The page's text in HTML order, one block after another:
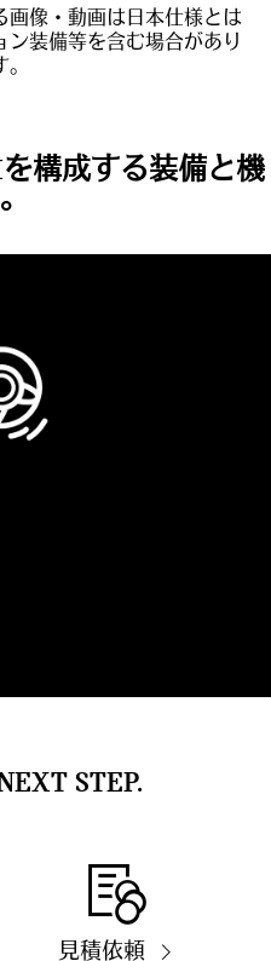
像・動画は日本仕様とは
装備等を含む場合があり
。
構成する装備と機
STEP.
見積依頼